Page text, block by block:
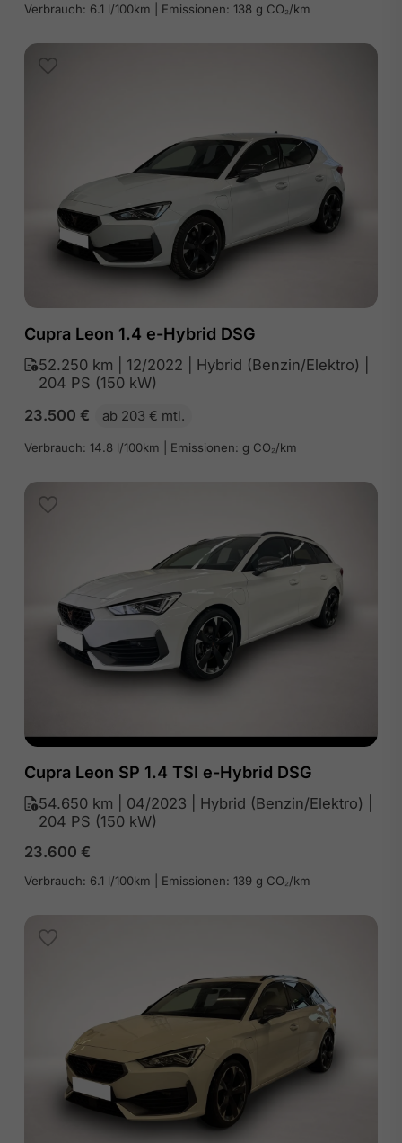
Verbrauch: 6.1 l/100km | Emissionen: 138 g CO₂/km
Cupra Leon 1.4 e-Hybrid DSG
52.250 km | 12/2022 | Hybrid (Benzin/Elektro) |
204 PS (150 kW)
23.500 € ab 203 € mtl.
Verbrauch: 14.8 l/100km | Emissionen: g CO₂/km
Cupra Leon SP 1.4 TSI e-Hybrid DSG
54.650 km | 04/2023 | Hybrid (Benzin/Elektro) |
204 PS (150 kW)
23.600 €
Verbrauch: 6.1 l/100km | Emissionen: 139 g CO₂/km